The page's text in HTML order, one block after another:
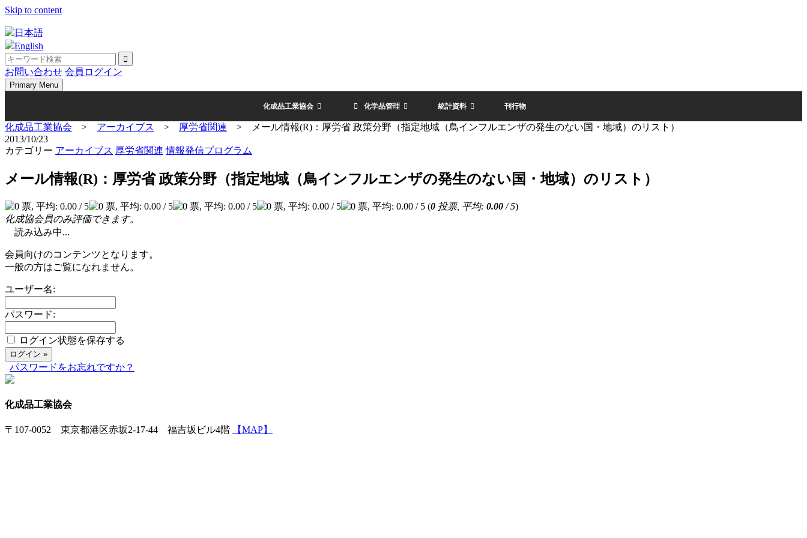
Skip to content
日本語
English
お問い合わせ 会員ログイン
Primary Menu
化成品工業協会 化学品管理 統計資料 刊行物
化成品工業協会 > アーカイブス > 厚労省関連 >
メール情報(R)：厚労省 政策分野（指定地域（鳥インフルエンザの発生のない国・地域）のリスト）
2013/10/23
カテゴリー アーカイブス 厚労省関連 情報発信プログラム
メール情報(R)：厚労省 政策分野（指定地域（鳥インフルエンザの発生のない国・地域）のリスト）
(0 投票, 平均: 0.00 / 5)
化成協会員のみ評価できます。
読み込み中...
会員向けのコンテンツとなります。
一般の方はご覧になれません。
ユーザー名:
パスワード:
ログイン状態を保存する
パスワードをお忘れですか？
化成品工業協会
〒107-0052 東京都港区赤坂2-17-44 福吉坂ビル4階 【MAP】